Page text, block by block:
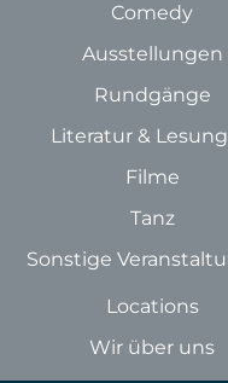
Comedy
Ausstellungen
Rundgänge
Literatur &
Filme
Tanz
Sonstige
Locations
Wir über uns